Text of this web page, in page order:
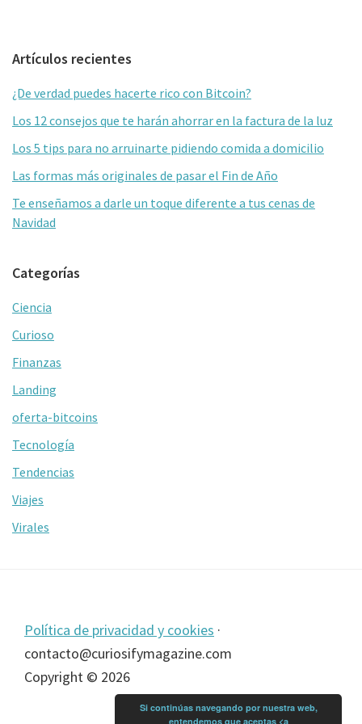
Barra
lateral
primaria
Artículos recientes
¿De verdad puedes hacerte rico con Bitcoin?
Los 12 consejos que te harán ahorrar en la factura de la luz
Los 5 tips para no arruinarte pidiendo comida a domicilio
Las formas más originales de pasar el Fin de Año
Te enseñamos a darle un toque diferente a tus cenas de
Navidad
Categorías
Ciencia
Curioso
Finanzas
Landing
oferta-bitcoins
Tecnología
Tendencias
Viajes
Virales
Footer
Política de privacidad y cookies ·
contacto@curiosifymagazine.com
Copyright © 2026
Si continúas navegando por nuestra web,
entendemos que aceptas <a